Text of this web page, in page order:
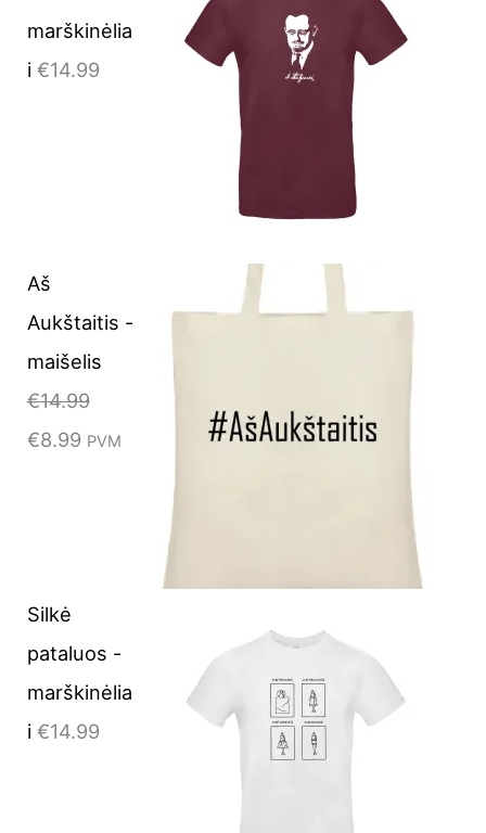
marškinėlia
i €14.99
Aš
Aukštaitis -
maišelis
€14.99
.
9
9
.
€8.99 PVM
Silkė
pataluos -
marškinėlia
i €14.99